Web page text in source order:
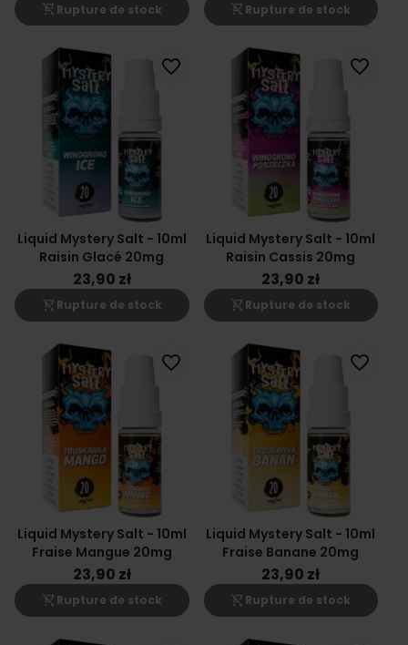
shopping_cart_off Rupture de stock shopping_cart_off Rupture de stock
Liquid Mystery Salt - 10ml
Raisin Glacé 20mg
23,90 zł
shopping_cart_off Rupture de stock
favorite_border
Liquid Mystery Salt - 10ml
Raisin Cassis 20mg
23,90 zł
shopping_cart_off Rupture de stock
favorite_border
Liquid Mystery Salt - 10ml
Fraise Mangue 20mg
23,90 zł
shopping_cart_off Rupture de stock
favorite_border
Liquid Mystery Salt - 10ml
Fraise Banane 20mg
23,90 zł
shopping_cart_off Rupture de stock
favorite_border